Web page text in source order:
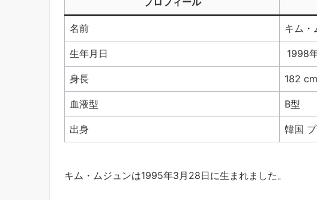
名前 キム・
生年月日 1998
身長 182 cm
血液型 B型
出身 韓国
キム・ムジュンは1995年3月28日に生まれました。